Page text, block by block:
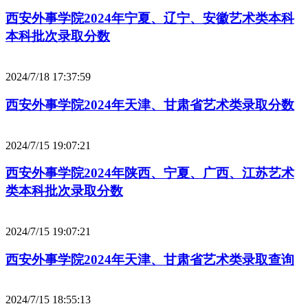
西安外事学院2024年宁夏、辽宁、安徽艺术类本科
本科批次录取分数
2024/7/18 17:37:59
西安外事学院2024年天津、甘肃省艺术类录取分数
2024/7/15 19:07:21
西安外事学院2024年陕西、宁夏、广西、江苏艺术
类本科批次录取分数
2024/7/15 19:07:21
西安外事学院2024年天津、甘肃省艺术类录取查询
2024/7/15 18:55:13